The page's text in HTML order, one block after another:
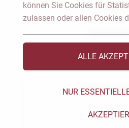
Das
Vorträge &
Videos &
können Sie Cookies für
zulassen oder allen Cookies
ALLE
NUR